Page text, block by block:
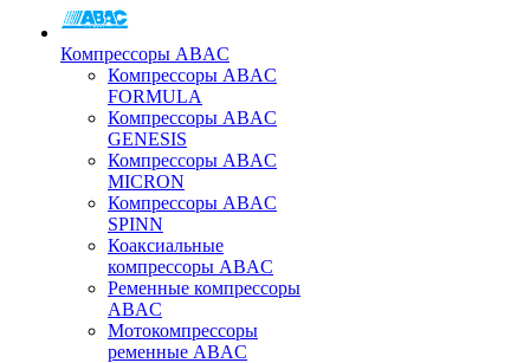
Компрессоры ABAC
Компрессоры ABAC
FORMULA
Компрессоры ABAC
GENESIS
Компрессоры ABAC
MICRON
Компрессоры ABAC
SPINN
Коаксиальные
компрессоры ABAC
Ременные компрессоры
ABAC
Мотокомпрессоры
ременные ABAC